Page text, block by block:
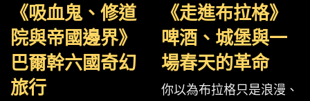
《吸血鬼、修道
院與帝國邊界》
巴爾幹六國奇幻
旅行
《走進布拉格》
啤酒、城堡與一
場春天的革命
你以為布拉格只是浪漫、